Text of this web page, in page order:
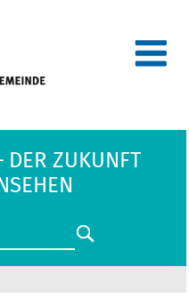
DER ZUKUNFT